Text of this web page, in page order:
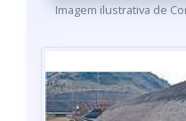
Imagem ilustrativa de